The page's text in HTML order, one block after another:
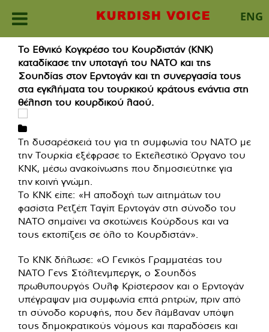
ENG
Skip
content
Το Εθνικό Κογκρέσο του Κουρδιστάν (KNK)
καταδίκασε την υποταγή του ΝΑΤΟ και της
Σουηδίας στον Ερντογάν και τη συνεργασία τους
στα εγκλήματα του τουρκικού κράτους ενάντια στη
θέληση του κουρδικού λαού.
Τη δυσαρέσκειά του για τη συμφωνία του ΝΑΤΟ με
την Τουρκία εξέφρασε το Εκτελεστικό Όργανο του
ΚΝΚ, μέσω ανακοίνωσης που δημοσιεύτηκε για
την κοινή γνώμη.
Το KNK είπε: «Η αποδοχή των αιτημάτων του
φασίστα Ρετζέπ Ταγίπ Ερντογάν στη σύνοδο του
ΝΑΤΟ σημαίνει να σκοτώνεις Κούρδους και να
τους εκτοπίζεις σε όλο το Κουρδιστάν».
Το KNK δήλωσε: «Ο Γενικός Γραμματέας του
ΝΑΤΟ Γενς Στόλτενμπεργκ, ο Σουηδός
πρωθυπουργός Ουλφ Κρίστερσον και ο Ερντογάν
υπέγραψαν μια συμφωνία επτά ρητρών, πριν από
τη σύνοδο κορυφής, που δεν λάμβαναν υπόψη
τους δημοκρατικούς νόμους και παραδόσεις και